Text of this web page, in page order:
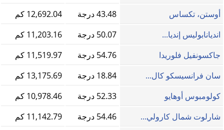
أوستن، تكساس
43.48 درجة
12,692.04 كم
انديانابوليس إنديا...
50.07 درجة
11,203.16 كم
جاكسونفيل فلوريدا
54.76 درجة
11,519.97 كم
سان فرانسيسكو كال...
18.84 درجة
13,175.69 كم
كولومبوس أوهايو
52.33 درجة
10,978.46 كم
شارلوت شمال كارولي...
54.46 درجة
11,142.79 كم